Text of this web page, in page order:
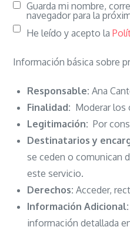
Guarda mi nombre,
navegador para la
He leído y acepto la
Información básica sobre
Responsable: Ana
Finalidad: Moderar los
Legitimación: Por
Destinatarios y
se ceden o comunican
este servicio.
Derechos: Acceder,
Información Adicional:
información detallada